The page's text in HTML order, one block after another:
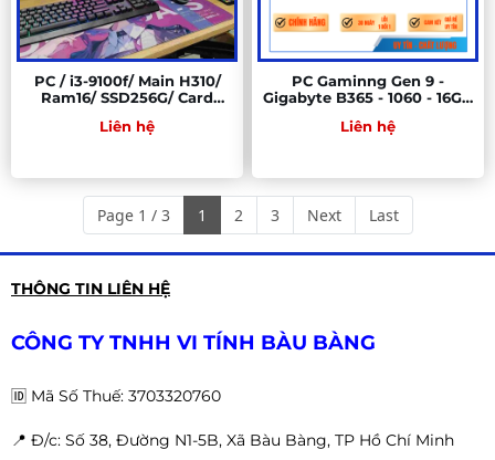
PC / i3-9100f/ Main H310/
Ram16/ SSD256G/ Card
Bàu Bàng
Liên hệ
PC Gaminng Gen 9 -
Gigabyte B365 - 1060 - 16GB
Liên hệ
Page 1 / 3 1 2 3 Next Last
THÔNG TIN LIÊN HỆ
CÔNG TY TNHH VI TÍNH BÀU BÀNG
🆔 Mã Số Thuế: 3703320760
📍 Đ/c: Số 38, Đường N1-5B, Xã Bàu Bàng, TP Hồ Chí Minh